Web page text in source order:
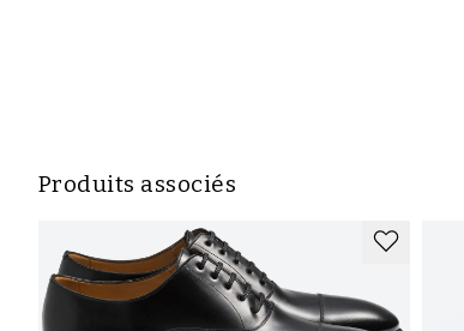
Produits associés